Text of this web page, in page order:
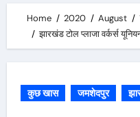
Home 2020 August
झारखंड टोल प्लाजा वर्कर्स
कुछ खास जमशेदपुर